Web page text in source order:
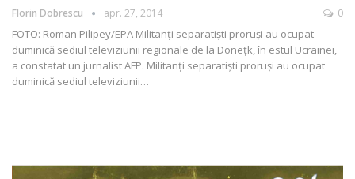
Florin Dobrescu apr. 27, 2014 0
FOTO: Roman Pilipey/EPA Militanţi separatişti proruşi au ocupat
duminică sediul televiziunii regionale de la Doneţk, în estul Ucrainei,
a constatat un jurnalist AFP. Militanţi separatişti proruşi au ocupat
duminică sediul televiziunii…